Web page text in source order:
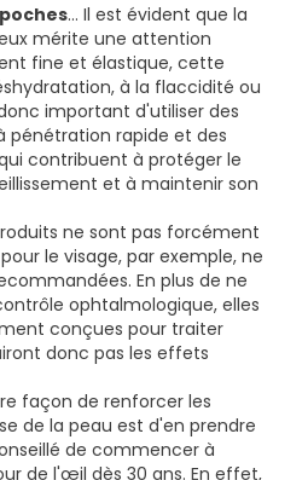
GLUCONATE,
HELIANTHUS ANNUUS
OFFICINALIS ROOT
EXTRACT, BENZYL
EXTRACT, ACETYL
DEHYDROACETIC ACID,
(ROSEMARY) LEAF EXTRACT
... Il est évident que la
mérite une attention
fine et élastique, cette
à la flaccidité ou
important d'utiliser des
pénétration rapide et des
contribuent à protéger le
et à maintenir son
ne sont pas forcément
le visage, par exemple, ne
En plus de ne
ophtalmologique, elles
conçues pour traiter
donc pas les effets
façon de renforcer les
de la peau est d'en prendre
de commencer à
de l'œil dès 30 ans. En effet,